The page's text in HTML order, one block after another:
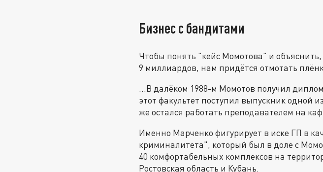
Бизнес с бандитами
Чтобы понять "кейс Момотова" и
9 миллиардов, нам придётся отмотать
...В далёком 1988-м Момотов получил
этот факультет поступил выпускник
же остался работать преподавателем на
Именно Марченко фигурирует в иске ГП в
криминалитета", который был в доле с
40 комфортабельных комплексов на
Ростовская область и Кубань.